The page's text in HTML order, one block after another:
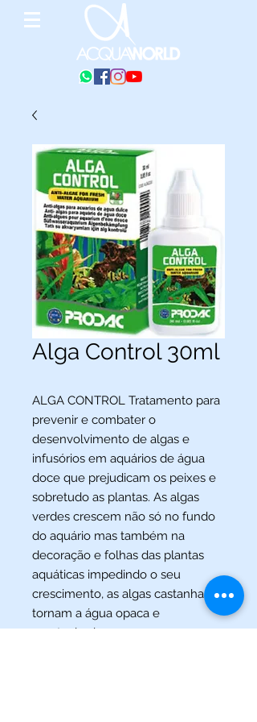
Alga Control 30ml
ALGA CONTROL Tratamento para
prevenir e combater o
desenvolvimento de algas e
infusórios em aquários de água
doce que prejudicam os peixes e
sobretudo as plantas. As algas
verdes crescem não só no fundo
do aquário mas também na
decoração e folhas das plantas
aquáticas impedindo o seu
crescimento, as algas castanhas
tornam a água opaca e
acastanhada.